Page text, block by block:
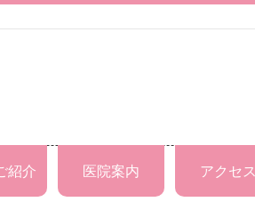
紹介 医院案内 アクセス